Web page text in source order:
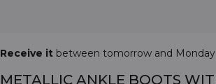
Receive it between tomorrow and Monday
METALLIC ANKLE BOOTS